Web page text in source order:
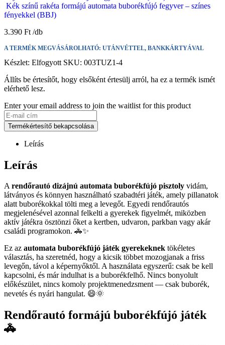
Kék színű rakéta formájú automata buborékfújó fegyver – színes
fényekkel (BBJ)
3.390 Ft
A TERMÉK MEGVÁSÁROLHATÓ: UTÁNVÉTTEL, BANKKÁRTYÁVAL
Készlet: Elfogyott SKU: 003TUZ1-4
Állíts be értesítőt, hogy elsőként értesülj arról, ha ez a termék ismét
elérhető lesz.
Enter your email address to join the waitlist for this product
Termékértesítő bekapcsolása
Leírás
Leírás
Arendőrautó dizájnú automata buborékfújó pisztoly vidám,
látványos és könnyen használható szabadtéri játék, amely pillanatok
alatt buborékokkal tölti meg a levegőt. Egyedi rendőrautós
megjelenésével azonnal felkelti a gyerekek figyelmét, miközben
aktív játékra ösztönzi őket a kertben, udvaron, parkban vagy akár
családi programokon. 🚓✨
Ez az automata buborékfújó játék gyerekeknek tökéletes
választás, ha szeretnéd, hogy a kicsik többet mozogjanak a friss
levegőn, távol a képernyőktől. A használata egyszerű: csak be kell
kapcsolni, és már indulhat is a buborékfelhő. Nincs bonyolult
előkészület, nincs komoly projektmenedzsment — csak buborék,
nevetés és nyári hangulat. 😄🌞
Rendőrautó formájú buborékfújó játék
🚓